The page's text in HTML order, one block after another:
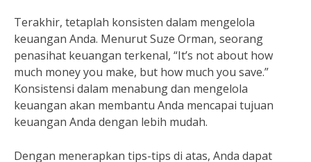
Terakhir, tetaplah konsisten dalam mengelola
keuangan Anda. Menurut Suze Orman, seorang
penasihat keuangan terkenal, “It’s not about how
much money you make, but how much you save.”
Konsistensi dalam menabung dan mengelola
keuangan akan membantu Anda mencapai tujuan
keuangan Anda dengan lebih mudah.
Dengan menerapkan tips-tips di atas, Anda dapat